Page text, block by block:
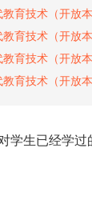
育技术（开放
育技术（开放
育技术（开放
教育技术（开放
生已经学过
江省申论
公务员联考
及解析 (1)
公务员考试
新疆公务员